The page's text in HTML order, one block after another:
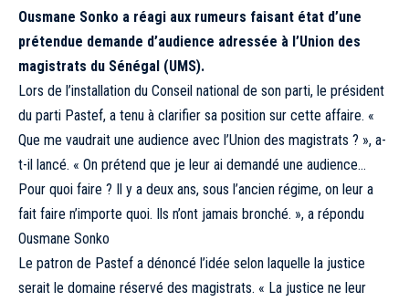
Ousmane Sonko a réagi aux rumeurs faisant état d’une
prétendue demande d’audience adressée à l’Union des
magistrats du Sénégal (UMS).
Lors de l’installation du Conseil national de son parti, le président
du parti Pastef, a tenu à clarifier sa position sur cette affaire. «
Que me vaudrait une audience avec l’Union des magistrats ? », a-
t-il lancé. « On prétend que je leur ai demandé une audience…
Pour quoi faire ? Il y a deux ans, sous l’ancien régime, on leur a
fait faire n’importe quoi. Ils n’ont jamais bronché. », a répondu
Ousmane Sonko
Le patron de Pastef a dénoncé l’idée selon laquelle la justice
serait le domaine réservé des magistrats. « La justice ne leur